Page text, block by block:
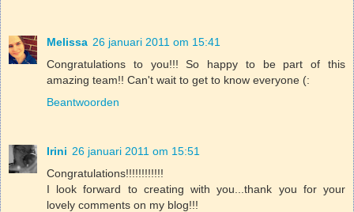
Melissa 26 januari 2011 om 15:41
Congratulations to you!!! So happy to be part of this
amazing team!! Can't wait to get to know everyone (:
Beantwoorden
Irini 26 januari 2011 om 15:51
Congratulations!!!!!!!!!!!!
I look forward to creating with you...thank you for your
lovely comments on my blog!!!